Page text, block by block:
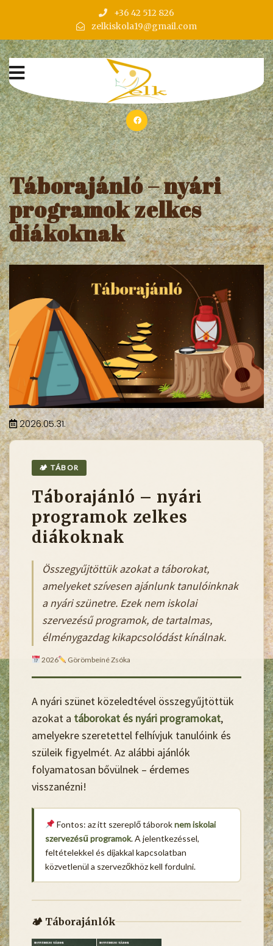
+36 42 512 826
zelkiskola19@gmail.com
Táborajánló – nyári
programok zelkes
diákoknak
2026.05.31.
🏕 TÁBOR
Táborajánló – nyári
programok zelkes
diákoknak
Összegyűjtöttük azokat a táborokat,
amelyeket szívesen ajánlunk tanulóinknak
a nyári szünetre. Ezek nem iskolai
szervezésű programok, de tartalmas,
élménygazdag kikapcsolódást kínálnak.
2026 Görömbeíné Zsóka
A nyári szünet közeledtével összegyűjtöttük
azokat a táborokat és nyári programokat,
amelyekre szeretettel felhívjuk tanulóink és
szüleik figyelmét. Az alábbi ajánlók
folyamatosan bővülnek – érdemes
visszanézni!
Fontos: az itt szereplő táboroknem iskolai
szervezésű programok. A jelentkezéssel,
feltételekkel és díjakkal kapcsolatban
közvetlenül a szervezőkhöz kell fordulni.
🏕 Táborajánlók